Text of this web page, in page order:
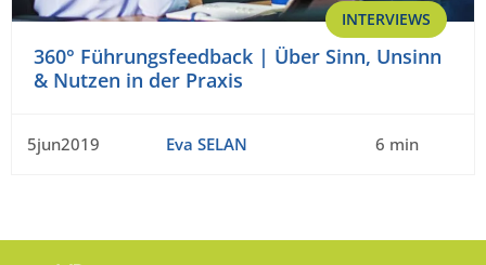
INTERVIEWS
360° Führungsfeedback | Über Sinn, Unsinn
& Nutzen in der Praxis
5jun2019 Eva SELAN 6 min